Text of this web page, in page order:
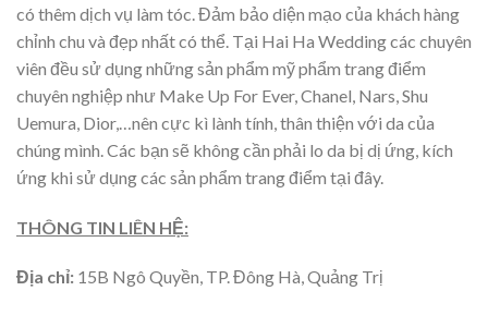
có thêm dịch vụ làm tóc. Đảm bảo diện mạo của khách hàng
chỉnh chu và đẹp nhất có thể. Tại Hai Ha Wedding các chuyên
viên đều sử dụng những sản phẩm mỹ phẩm trang điểm
chuyên nghiệp như Make Up For Ever, Chanel, Nars, Shu
Uemura, Dior,…nên cực kì lành tính, thân thiện với da của
chúng mình. Các bạn sẽ không cần phải lo da bị dị ứng, kích
ứng khi sử dụng các sản phẩm trang điểm tại đây.
THÔNG TIN LIÊN HỆ:
Địa chỉ: 15B Ngô Quyền, TP. Đông Hà, Quảng Trị